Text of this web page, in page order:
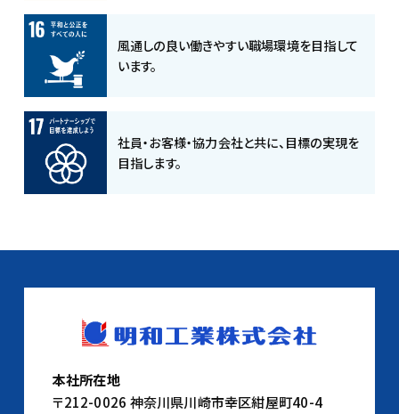
風通しの良い働きやすい職場環境を目指して
います。
社員・お客様・協力会社と共に、目標の実現を
目指します。
本社所在地
〒212-0026 神奈川県川崎市幸区紺屋町40-4